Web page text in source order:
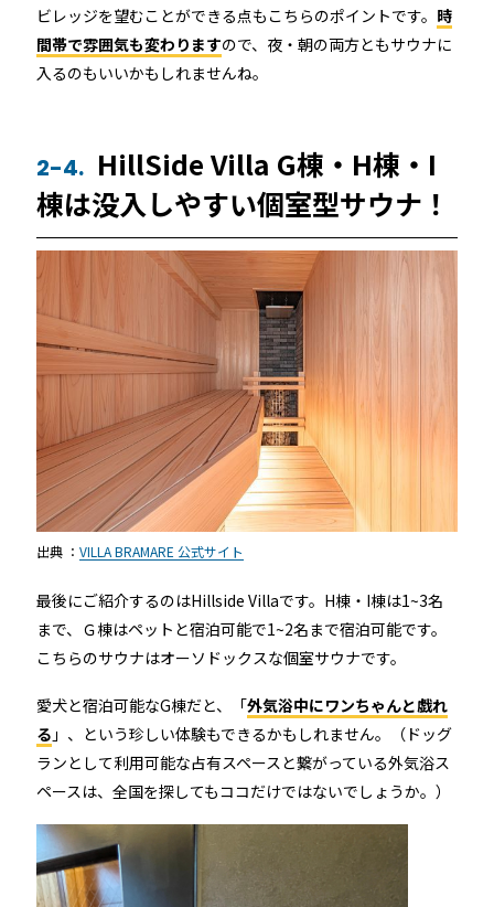
ビレッジを望むことができる点もこちらのポイントです。 時
間帯で雰囲気も変わりますので、夜・朝の両方ともサウナに
入るのもいいかもしれませんね。
2-4. HillSide Villa G棟・H棟・I
棟は没入しやすい個室型サウナ！
出典 ： VILLA BRAMARE 公式サイト
最後にご紹介するのはHillside Villaです。H棟・I棟は1~3名
まで、Ｇ棟はペットと宿泊可能で1~2名まで宿泊可能です。
こちらのサウナはオーソドックスな個室サウナです。
愛犬と宿泊可能なG棟だと、「外気浴中にワンちゃんと戯れ
る 」、という珍しい体験もできるかもしれません。（ドッグ
ランとして利用可能な占有スペースと繋がっている外気浴ス
ペースは、全国を探してもココだけではないでしょうか。）